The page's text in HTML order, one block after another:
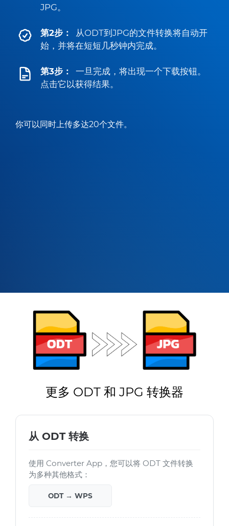
JPG。
第2步：
从ODT到JPG的文件转换将自动开
始，并将在短短几秒钟内完成。
第3步：
一旦完成，将出现一个下载按钮。
点击它以获得结果。
你可以同时上传多达20个文件。
更多 ODT 和 JPG 转换器
从 ODT 转换
使用 Converter App，您可以将 ODT 文件转换
为多种其他格式：
ODT → WPS